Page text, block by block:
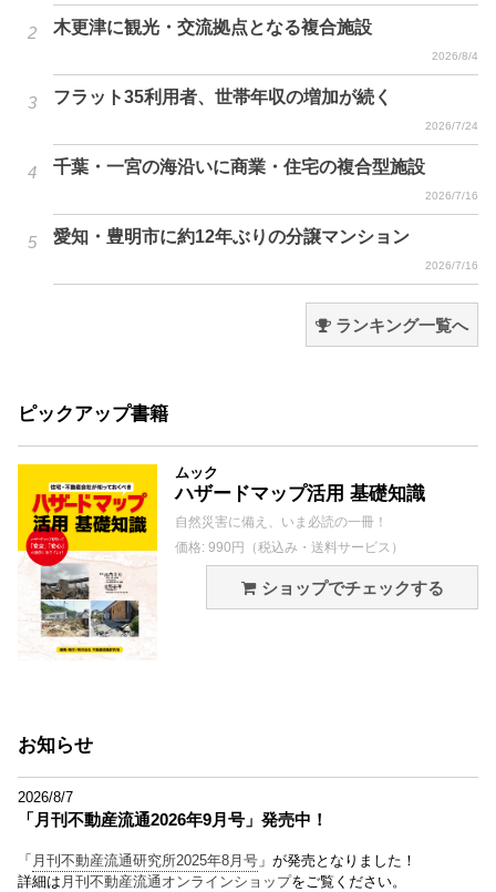
木更津に観光・交流拠点となる複合施設
2026/8/4
フラット35利用者、世帯年収の増加が続く
2026/7/24
千葉・一宮の海沿いに商業・住宅の複合型施設
2026/7/16
愛知・豊明市に約12年ぶりの分譲マンション
2026/7/16
ランキング一覧へ
ピックアップ書籍
ムック
ハザードマップ活用 基礎知識
自然災害に備え、いま必読の一冊！
価格: 990円（税込み・送料サービス）
ショップでチェックする
お知らせ
2026/8/7
「月刊不動産流通2026年9月号」発売中！
「 月刊不動産流通研究所2025年8月号 」が発売となりました！
詳細は 月刊不動産流通オンラインショップをご覧ください。